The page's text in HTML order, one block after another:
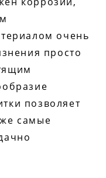
очень
просто
позволяет
самые